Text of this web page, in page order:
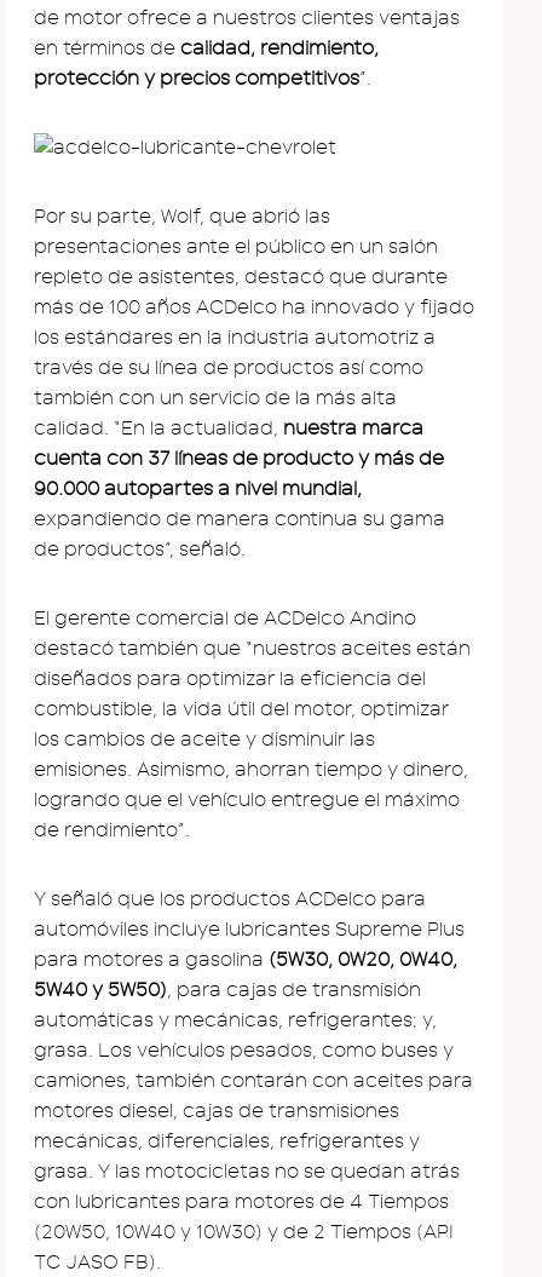
de motor ofrece a nuestros clientes ventajas
en términos de calidad, rendimiento,
protección y precios competitivos”.
Por su parte, Wolf, que abrió las
presentaciones ante el público en un salón
repleto de asistentes, destacó que durante
más de 100 años ACDelco ha innovado y fijado
los estándares en la industria automotriz a
través de su línea de productos así como
también con un servicio de la más alta
calidad. “En la actualidad, nuestra marca
cuenta con 37 líneas de producto y más de
90.000 autopartes a nivel mundial,
expandiendo de manera continua su gama
de productos”, señaló.
El gerente comercial de ACDelco Andino
destacó también que “nuestros aceites están
diseñados para optimizar la eficiencia del
combustible, la vida útil del motor, optimizar
los cambios de aceite y disminuir las
emisiones. Asimismo, ahorran tiempo y dinero,
logrando que el vehículo entregue el máximo
de rendimiento”.
Y señaló que los productos ACDelco para
automóviles incluye lubricantes Supreme Plus
para motores a gasolina (5W30, 0W20, 0W40,
5W40 y 5W50), para cajas de transmisión
automáticas y mecánicas, refrigerantes; y,
grasa. Los vehículos pesados, como buses y
camiones, también contarán con aceites para
motores diesel, cajas de transmisiones
mecánicas, diferenciales, refrigerantes y
grasa. Y las motocicletas no se quedan atrás
con lubricantes para motores de 4 Tiempos
(20W50, 10W40 y 10W30) y de 2 Tiempos (API
TC JASO FB).